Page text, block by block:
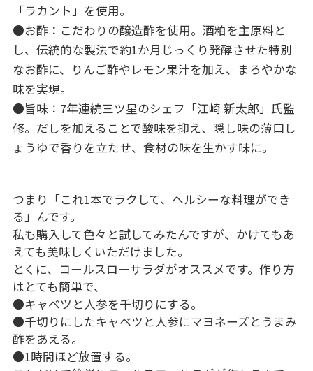
「ラカント」を使用。
●お酢：こだわりの醸造酢を使用。酒粕を主原料と
し、伝統的な製法で約1か月じっくり発酵させた特別
なお酢に、りんご酢やレモン果汁を加え、まろやかな
味を実現。
●旨味：7年連続三ツ星のシェフ「江崎 新太郎」氏監
修。だしを加えることで酸味を抑え、隠し味の薄口し
ょうゆで香りを立たせ、食材の味を生かす味に。
つまり「これ1本でラクして、ヘルシーな料理ができ
る」んです。
私も購入して色々と試してみたんですが、かけてもあ
えても美味しくいただけました。
とくに、コールスローサラダがオススメです。作り方
はとても簡単で、
●キャベツと人参を千切りにする。
●千切りにしたキャベツと人参にマヨネーズとうまみ
酢をあえる。
●1時間ほど放置する。